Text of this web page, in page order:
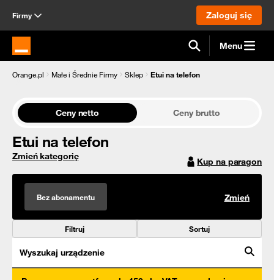
Firmy Zaloguj się
Strona główna Orange.pl Menu
Orange.pl Małe i Średnie Firmy Sklep Etui na telefon
Ceny netto Ceny brutto
Etui na telefon
Zmień kategorię Kup na paragon
Bez abonamentu Zmień
Filtruj Sortuj
Wyszukaj urządzenie